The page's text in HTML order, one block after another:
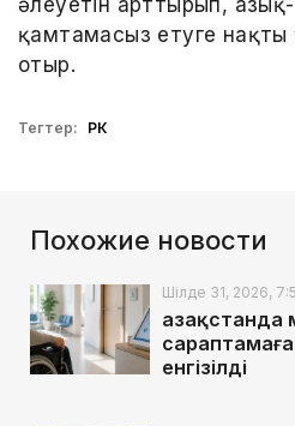
әлеуетін арттырып, азық-
қамтамасыз етуге
отыр.
Тегтер: РК
Похожие новости
Шілде 31, 2026,
енгізілді